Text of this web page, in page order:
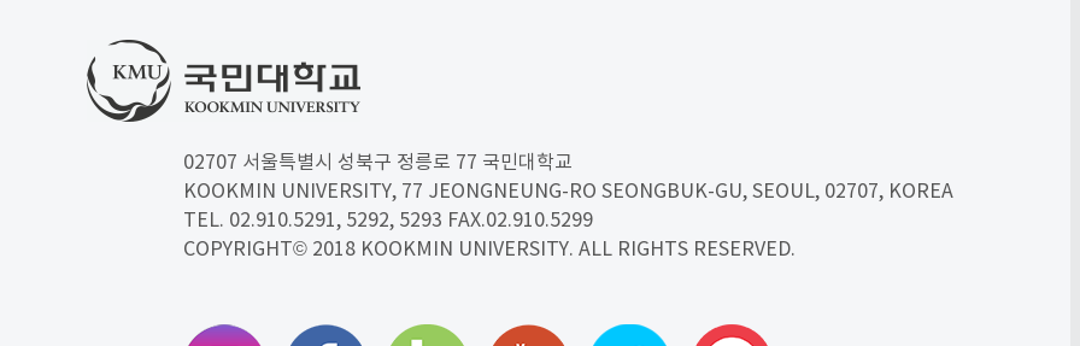
02707 서울특별시 성북구 정릉로 77 국민대학교
KOOKMIN UNIVERSITY, 77 JEONGNEUNG-RO SEONGBUK-GU, SEOUL, 02707, KOREA
TEL. 02.910.5291, 5292, 5293 FAX.02.910.5299
COPYRIGHT© 2018 KOOKMIN UNIVERSITY. ALL RIGHTS RESERVED.